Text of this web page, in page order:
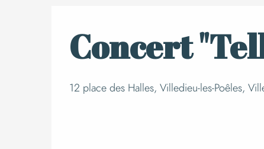
Concert
12 place des Halles, Villedieu-les-Poêles,